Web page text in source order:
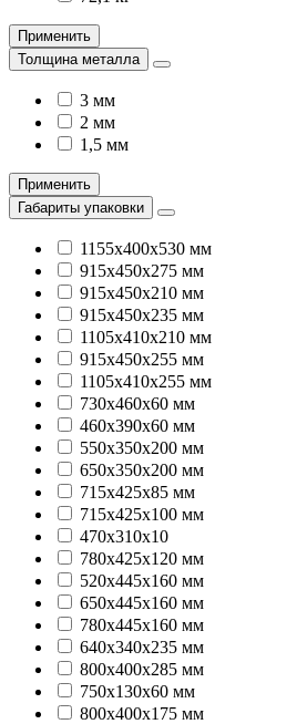
Применить
Толщина металла
3 мм
2 мм
1,5 мм
Применить
Габариты упаковки
1155х400х530 мм
915х450х275 мм
915х450х210 мм
915х450х235 мм
1105х410х210 мм
915х450х255 мм
1105х410х255 мм
730х460х60 мм
460х390х60 мм
550х350х200 мм
650х350х200 мм
715х425х85 мм
715х425х100 мм
470х310х10
780х425х120 мм
520х445х160 мм
650х445х160 мм
780х445х160 мм
640х340х235 мм
800х400х285 мм
750х130х60 мм
800х400х175 мм